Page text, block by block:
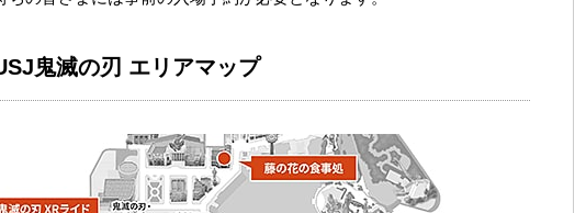
鬼滅の刃 エリアマップ